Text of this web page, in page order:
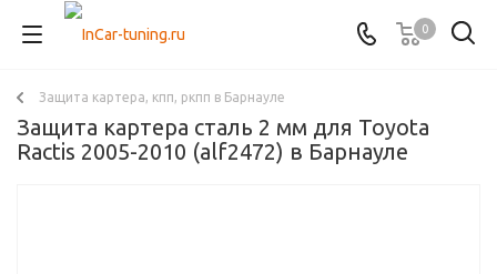
0
Защита картера, кпп, ркпп в Барнауле
Защита картера сталь 2 мм для Toyota
Ractis 2005-2010 (alf2472) в Барнауле